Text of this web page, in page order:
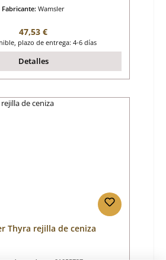
Fabricante: Wamsler
Precio normal:
47,53 €
plazo de entrega: 4-6 días
Detalles
Thyra rejilla de ceniza